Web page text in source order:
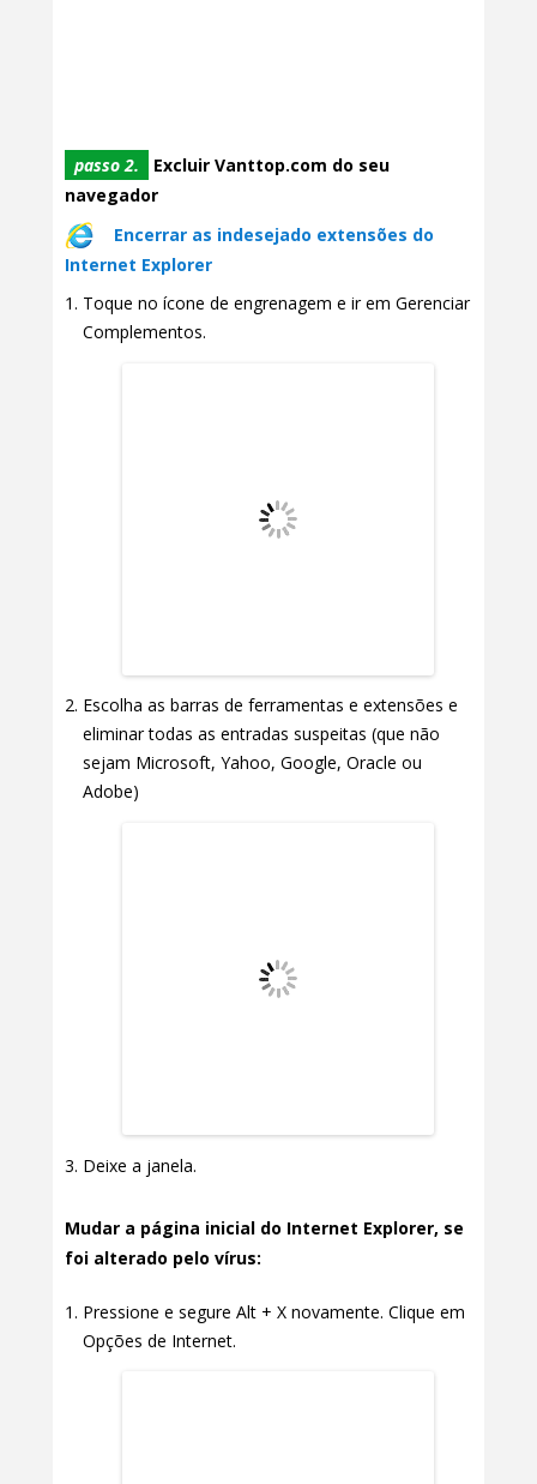
passo 2.
Excluir Vanttop.com do seu
navegador
Encerrar as indesejado extensões do
Internet Explorer
Toque no ícone de engrenagem e ir em Gerenciar
Complementos.
Escolha as barras de ferramentas e extensões e
eliminar todas as entradas suspeitas (que não
sejam Microsoft, Yahoo, Google, Oracle ou
Adobe)
Deixe a janela.
Mudar a página inicial do Internet Explorer, se
foi alterado pelo vírus:
Pressione e segure Alt + X novamente. Clique em
Opções de Internet.